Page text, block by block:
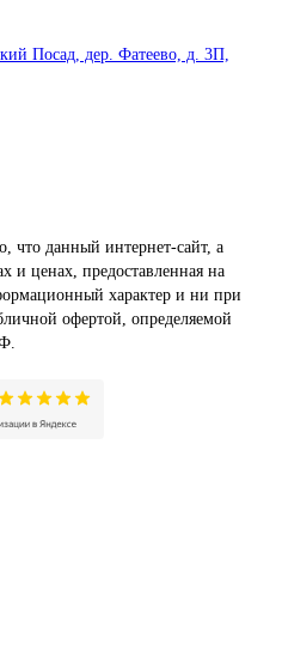
Посад, дер. Фатеево, д. 3П,
что данный интернет-сайт, а
и ценах, предоставленная на
характер и ни при
офертой, определяемой